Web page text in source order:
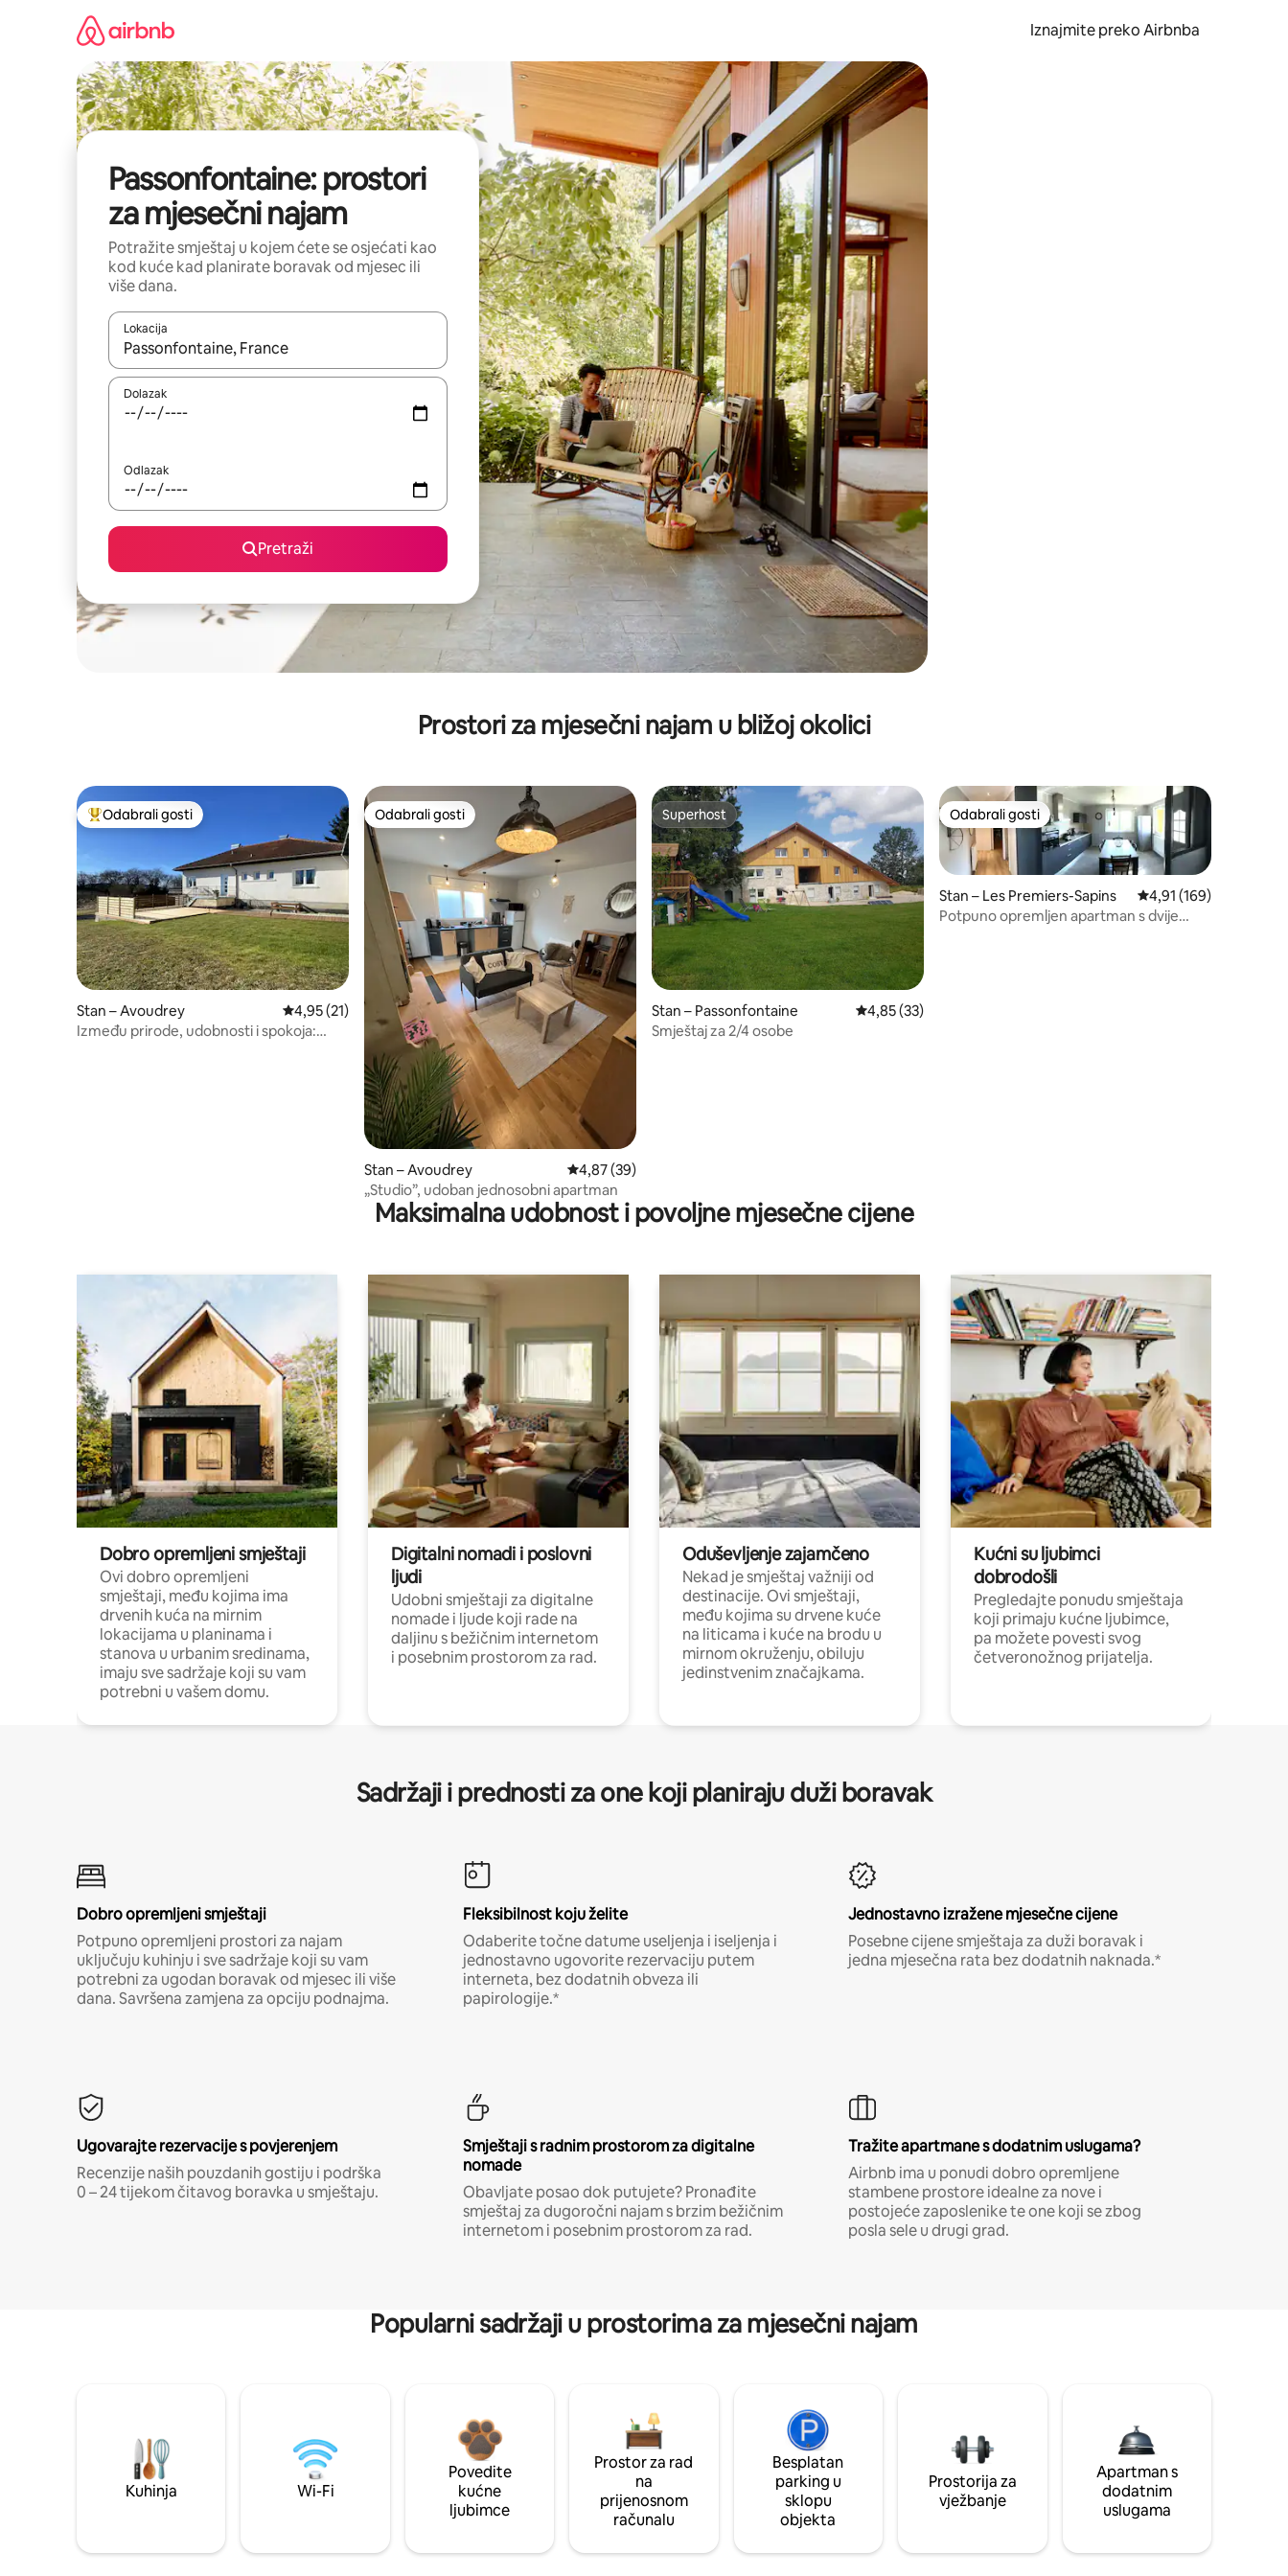
Iznajmite preko Airbnba
Passonfontaine: prostori
za mjesečni najam
Potražite smještaj u kojem ćete se osjećati kao
kod kuće kad planirate boravak od mjesec ili
više dana.
Lokacija
Kada budu dostupni rezultati, moći ćete ih pregledati koristeći se strelicama prema gore i prema dolje, kao i dodirom ili prelaskom prstom po zaslonu.
Dolazak
Odlazak
Pretraži
Prostori za mjesečni najam u bližoj okolici
Među najviše rangiranima s oznakom „Odabrali gosti”
Odabrali gosti
Stan – Avoudrey Prosječna ocjena: 4,95/5, recenzija: 21
4,95 (21)
Između prirode, udobnosti i spokoja:
Odabrali gosti
Odabrali gosti
Stan – Avoudrey Prosječna ocjena: 4,87/5, recenzija: 39
4,87 (39)
„Studio”, udoban jednosobni apartman
Superhost
Superhost
Stan – Passonfontaine Prosječna ocjena: 4,85/5, recenzija: 33
4,85 (33)
Smještaj za 2/4 osobe
Odabrali gosti
Odabrali gosti
Stan – Les Premiers-Sapins Prosječna ocjena:
4,91 (169)
Potpuno opremljen apartman s dvije
Maksimalna udobnost i povoljne mjesečne cijene
Dobro opremljeni smještaji
Ovi dobro opremljeni
smještaji, među kojima ima
drvenih kuća na mirnim
lokacijama u planinama i
stanova u urbanim sredinama,
imaju sve sadržaje koji su vam
potrebni u vašem domu.
Digitalni nomadi i poslovni
ljudi
Udobni smještaji za digitalne
nomade i ljude koji rade na
daljinu s bežičnim internetom
i posebnim prostorom za rad.
Oduševljenje zajamčeno
Nekad je smještaj važniji od
destinacije. Ovi smještaji,
među kojima su drvene kuće
na liticama i kuće na brodu u
mirnom okruženju, obiluju
jedinstvenim značajkama.
Kućni su ljubimci
dobrodošli
Pregledajte ponudu smještaja
koji primaju kućne ljubimce,
pa možete povesti svog
četveronožnog prijatelja.
Sadržaji i prednosti za one koji planiraju duži boravak
Dobro opremljeni smještaji
Potpuno opremljeni prostori za najam
uključuju kuhinju i sve sadržaje koji su vam
potrebni za ugodan boravak od mjesec ili više
dana. Savršena zamjena za opciju podnajma.
Fleksibilnost koju želite
Odaberite točne datume useljenja i iseljenja i
jednostavno ugovorite rezervaciju putem
interneta, bez dodatnih obveza ili
papirologije.*
Jednostavno izražene mjesečne cijene
Posebne cijene smještaja za duži boravak i
jedna mjesečna rata bez dodatnih naknada.*
Ugovarajte rezervacije s povjerenjem
Recenzije naših pouzdanih gostiju i podrška
0 – 24 tijekom čitavog boravka u smještaju.
Smještaji s radnim prostorom za digitalne
nomade
Obavljate posao dok putujete? Pronađite
smještaj za dugoročni najam s brzim bežičnim
internetom i posebnim prostorom za rad.
Tražite apartmane s dodatnim uslugama?
Airbnb ima u ponudi dobro opremljene
stambene prostore idealne za nove i
postojeće zaposlenike te one koji se zbog
posla sele u drugi grad.
Popularni sadržaji u prostorima za mjesečni najam
Kuhinja Wi-Fi
Povedite
kućne
ljubimce
Prostor za rad
na
prijenosnom
računalu
Besplatan
parking u
sklopu
objekta
Prostorija za
vježbanje
Apartman s
dodatnim
uslugama